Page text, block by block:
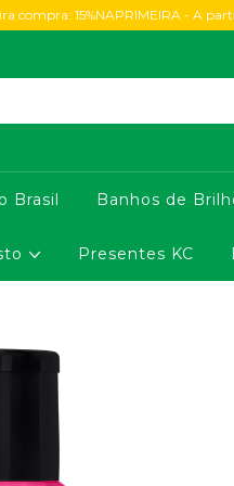
compra: 15%NAPRIMEIRA - A
Brasil Banhos de
Presentes KC